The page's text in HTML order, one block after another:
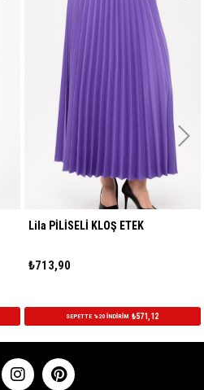
Lila PİLİSELİ KLOŞ ETEK
₺713,90
SEPETTE %20 İNDİRİM ₺571,12